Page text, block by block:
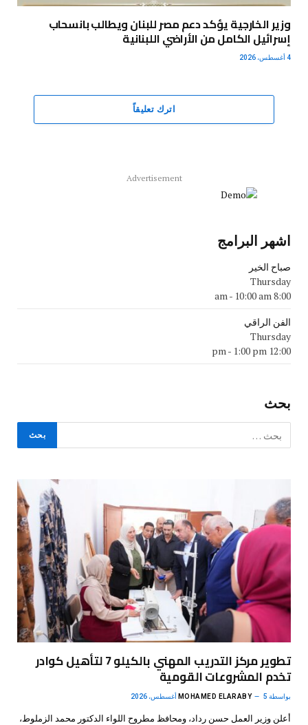
وزير الخارجية يؤكد دعم مصر للبنان ويطالب بانسحاب
إسرائيل الكامل من الأراضي اللبنانية
4 أغسطس، 2026
اترك تعليقاً
Advertisement
اشهر البرامج
صباح الخير
Thursday
8:00 am
- 10:00 am
الفن الراقي
Thursday
12:00 pm
- 1:00 pm
بحث
تطوير مركز التدريب المهني بالكيلو 7 لتأهيل كوادر
تخدم المشروعات القومية
بواسطة MOHAMED ELARABY 5 أغسطس، 2026
أعلن وزير العمل حسن رداد، ومحافظ مطروح اللواء الدكتور محمد الزملوط،